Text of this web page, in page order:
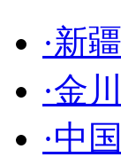
·新
·金
·中